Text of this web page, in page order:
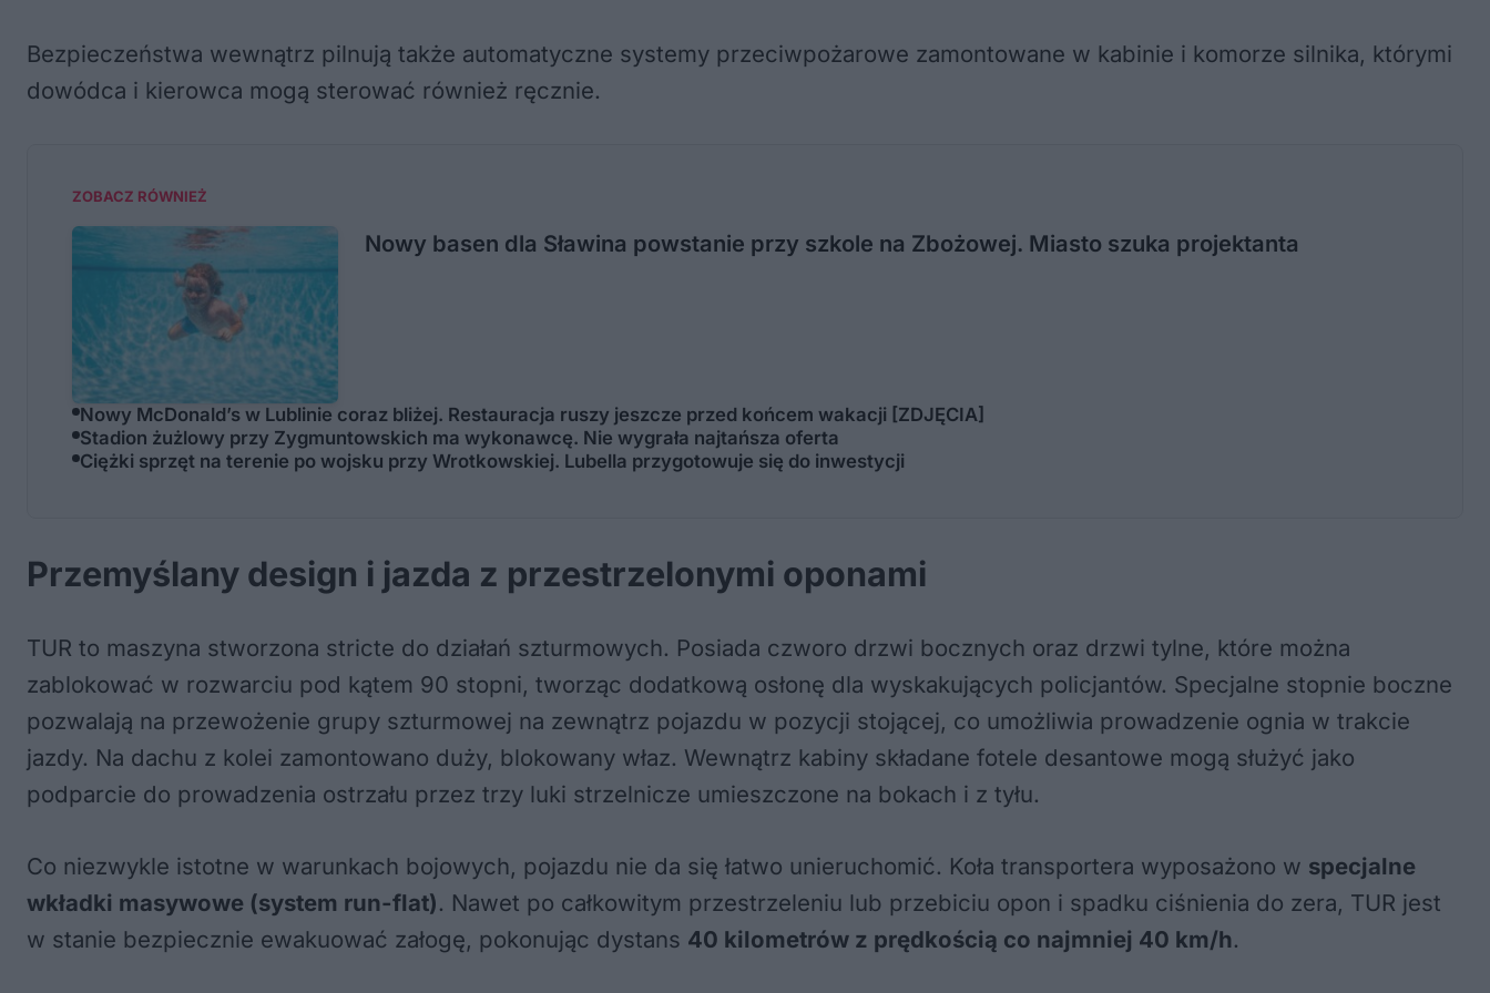
Bezpieczeństwa wewnątrz pilnują także automatyczne systemy przeciwpożarowe zamontowane w kabinie i komorze silnika, którymi
dowódca i kierowca mogą sterować również ręcznie.
ZOBACZ RÓWNIEŻ
Nowy basen dla Sławina powstanie przy szkole na Zbożowej. Miasto szuka projektanta
Nowy McDonald’s w Lublinie coraz bliżej. Restauracja ruszy jeszcze przed końcem wakacji [ZDJĘCIA]
Stadion żużlowy przy Zygmuntowskich ma wykonawcę. Nie wygrała najtańsza oferta
Ciężki sprzęt na terenie po wojsku przy Wrotkowskiej. Lubella przygotowuje się do inwestycji
Przemyślany design i jazda z przestrzelonymi oponami
TUR to maszyna stworzona stricte do działań szturmowych. Posiada czworo drzwi bocznych oraz drzwi tylne, które można
zablokować w rozwarciu pod kątem 90 stopni, tworząc dodatkową osłonę dla wyskakujących policjantów. Specjalne stopnie boczne
pozwalają na przewożenie grupy szturmowej na zewnątrz pojazdu w pozycji stojącej, co umożliwia prowadzenie ognia w trakcie
jazdy. Na dachu z kolei zamontowano duży, blokowany właz. Wewnątrz kabiny składane fotele desantowe mogą służyć jako
podparcie do prowadzenia ostrzału przez trzy luki strzelnicze umieszczone na bokach i z tyłu.
Co niezwykle istotne w warunkach bojowych, pojazdu nie da się łatwo unieruchomić. Koła transportera wyposażono w specjalne
wkładki masywowe (system run-flat). Nawet po całkowitym przestrzeleniu lub przebiciu opon i spadku ciśnienia do zera, TUR jest
w stanie bezpiecznie ewakuować załogę, pokonując dystans 40 kilometrów z prędkością co najmniej 40 km/h.